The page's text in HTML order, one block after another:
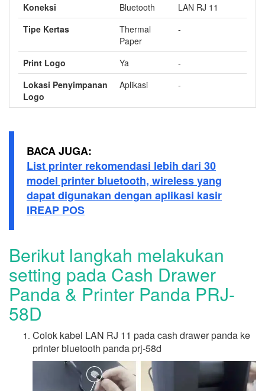
Koneksi
Bluetooth
LAN RJ 11
Tipe Kertas
Thermal
Paper
-
Print Logo Ya
-
Lokasi Penyimpanan
Logo
Aplikasi -
BACA JUGA:
List printer rekomendasi lebih dari 30
model printer bluetooth, wireless yang
dapat digunakan dengan aplikasi kasir
IREAP POS
Berikut langkah melakukan
setting pada Cash Drawer
Panda & Printer Panda PRJ-
58D
Colok kabel LAN RJ 11 pada cash drawer panda ke
printer bluetooth panda prj-58d